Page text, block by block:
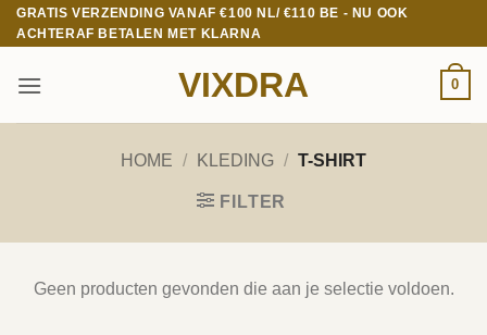
Ga
naar
GRATIS VERZENDING VANAF €100 NL/ €110 BE - NU OOK
ACHTERAF BETALEN MET KLARNA
VIXDRA 0
HOME / KLEDING / T-SHIRT
FILTER
Geen producten gevonden die aan je selectie voldoen.